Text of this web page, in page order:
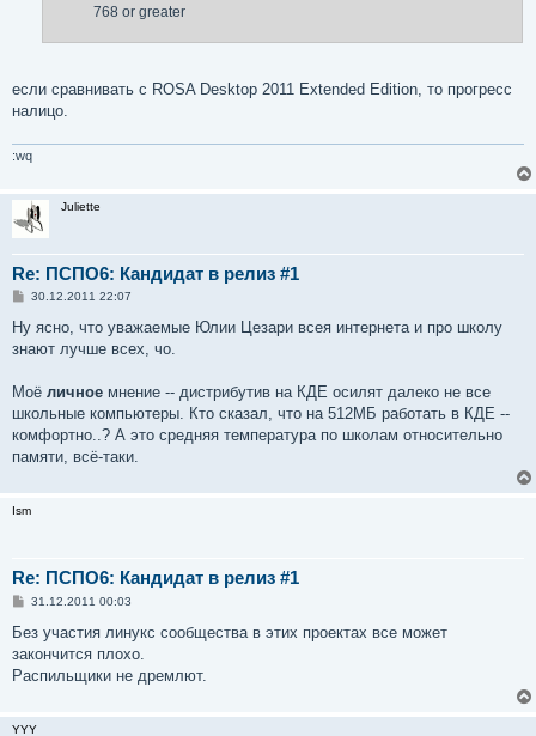
768 or greater
если сравнивать с ROSA Desktop 2011 Extended Edition, то прогресс
налицо.
:wq
Juliette
Re: ПСПО6: Кандидат в релиз #1
С
о
б
щ
и
е
30.12.2011 22:07
Ну ясно, что уважаемые Юлии Цезари всея интернета и про школу
знают лучше всех, чо.
Моё личное мнение -- дистрибутив на КДЕ осилят далеко не все
школьные компьютеры. Кто сказал, что на 512МБ работать в КДЕ --
комфортно..? А это средняя температура по школам относительно
памяти, всё-таки.
Ism
Re: ПСПО6: Кандидат в релиз #1
С
о
щ
е
е
31.12.2011 00:03
Без участия линукс сообщества в этих проектах все может
закончится плохо.
Распильщики не дремлют.
YYY